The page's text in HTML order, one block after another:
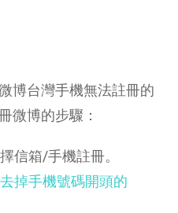
博台灣手機無法註冊的
微博的步驟：
信箱/手機註冊。
掉手機號碼開頭的